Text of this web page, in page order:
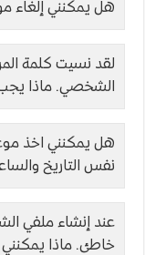
هل يمكنني إلغاء
لقد نسيت كلمة
الشخصي. ماذا
هل يمكنني اخذ
نفس التاريخ
عند إنشاء ملفي
خاطئ. ماذا يمكنني